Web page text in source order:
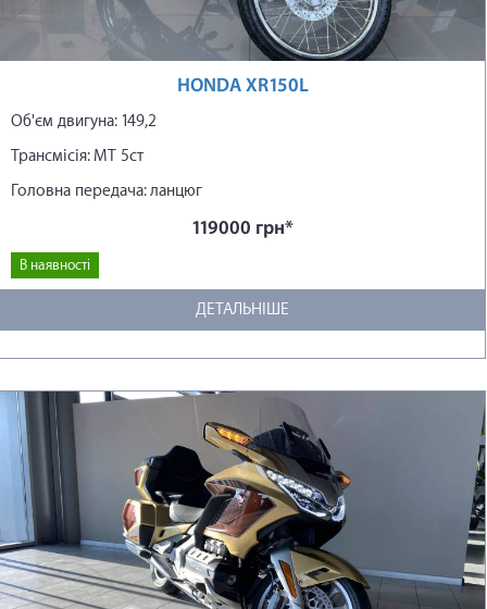
HONDA XR150L
Об'єм двигуна: 149,2
Трансмісія: МТ 5ст
Головна передача: ланцюг
119000 грн*
В наявності
ДЕТАЛЬНІШЕ